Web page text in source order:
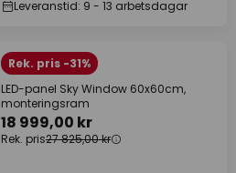
Leveranstid: 9 - 13 arbetsdagar
Rek. pris -31%
LED-panel Sky Window 60x60cm,
monteringsram
18 999,00 kr
Rek. pris27 825,00 kr